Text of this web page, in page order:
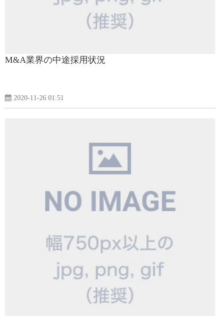
M&A業界の中途採用状況
2020-11-26 01:51